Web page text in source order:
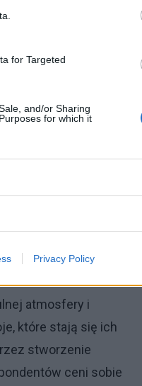
for Targeted
and/or Sharing
for which it
Privacy Policy
Polacy
oraz kreatywne
takich jak
od codziennych
również regularnie
atmosfery i
które stają się ich
stworzenie
ceni sobie